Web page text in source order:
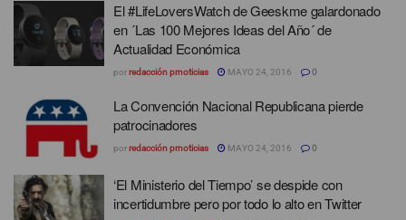
El #LifeLoversWatch de Geeskme galardonado
en ´Las 100 Mejores Ideas del Año´ de
Actualidad Económica
porredacción prnoticias MAYO 24, 2016 0
La Convención Nacional Republicana pierde
patrocinadores
porredacción prnoticias MAYO 24, 2016 0
‘El Ministerio del Tiempo’ se despide con
incertidumbre pero por todo lo alto en Twitter